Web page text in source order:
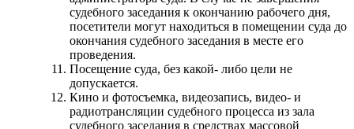
судебного заседания к окончанию рабочего дня,
посетители могут находиться в помещении суда до
окончания судебного заседания в месте его
проведения.
Посещение суда, без какой- либо цели не
допускается.
Кино и фотосъемка, видеозапись, видео- и
радиотрансляции судебного процесса из зала
судебного заседания в средствах массовой